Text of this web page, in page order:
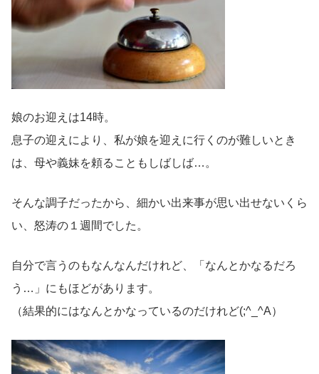
娘のお迎えは14時。
息子の迎えにより、私が娘を迎えに行くのが難しいとき
は、母や義妹を頼ることもしばしば…。
そんな調子だったから、細かい出来事が思い出せないくら
い、怒涛の１週間でした。
自分で言うのもなんなんだけれど、「なんとかなるだろ
う…」にもほどがあります。
（結果的にはなんとかなっているのだけれど(;^_^A）